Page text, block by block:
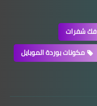
فك شفرات
مكونات بوردة الموبايل